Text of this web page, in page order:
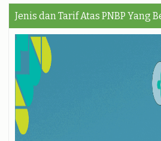
Jenis dan Tarif Atas PNBP Yang